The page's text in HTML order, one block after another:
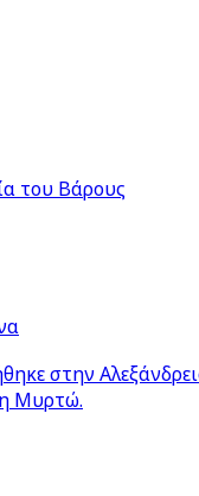
του Βάρους
στην
Μυρτώ.